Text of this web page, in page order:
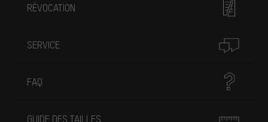
RÉVOCATION
SERVICE
FAQ
GUIDE DES TAILLES